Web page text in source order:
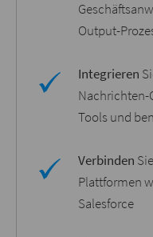
Output-
Integrieren
Nachrichten-
Tools und
Verbinden
Plattformen
Salesforce